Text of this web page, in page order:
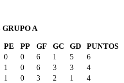
A
PE PP GF GC GD
PUNTOS
0 0 6 1 5
6
1 0 6 3 3
4
1 0 3 2 1
4